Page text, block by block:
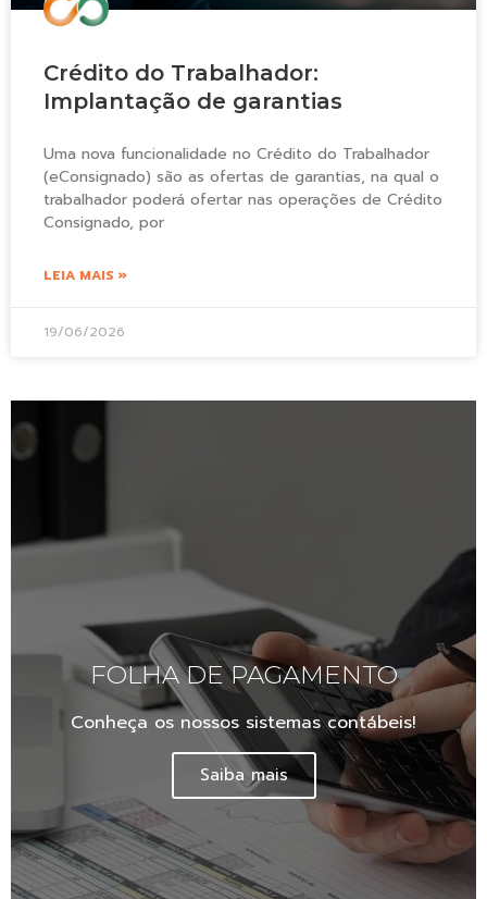
Crédito do Trabalhador:
Implantação de garantias
Uma nova funcionalidade no Crédito do Trabalhador
(eConsignado) são as ofertas de garantias, na qual o
trabalhador poderá ofertar nas operações de Crédito
Consignado, por
LEIA MAIS »
19/06/2026
FOLHA DE PAGAMENTO
Conheça os nossos sistemas contábeis!
Saiba mais